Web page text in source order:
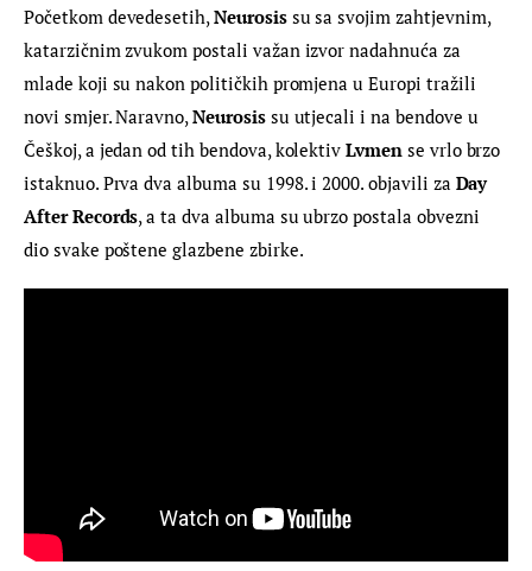
Početkom devedesetih, Neurosis su sa svojim zahtjevnim,
katarzičnim zvukom postali važan izvor nadahnuća za
mlade koji su nakon političkih promjena u Europi tražili
novi smjer. Naravno, Neurosis su utjecali i na bendove u
Češkoj, a jedan od tih bendova, kolektiv Lvmen se vrlo brzo
istaknuo. Prva dva albuma su 1998. i 2000. objavili za Day
After Records, a ta dva albuma su ubrzo postala obvezni
dio svake poštene glazbene zbirke.